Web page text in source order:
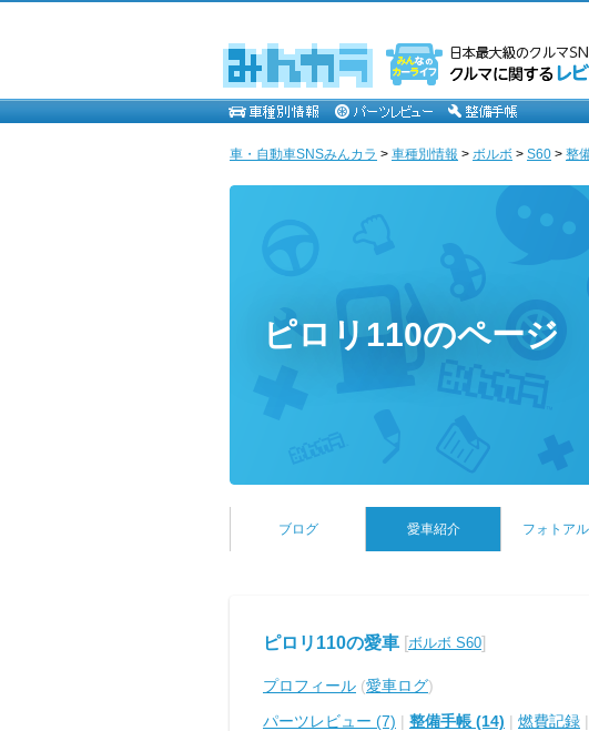
車・自動車SNSみんカラ > 車種別情報 > ボルボ > S60 > 整
ピロリ110のページ
ブログ 愛車紹介 フォトア
ピロリ110の愛車 [ボルボ S60]
プロフィール (愛車ログ)
パーツレビュー (7) | 整備手帳 (14) | 燃費記録 |